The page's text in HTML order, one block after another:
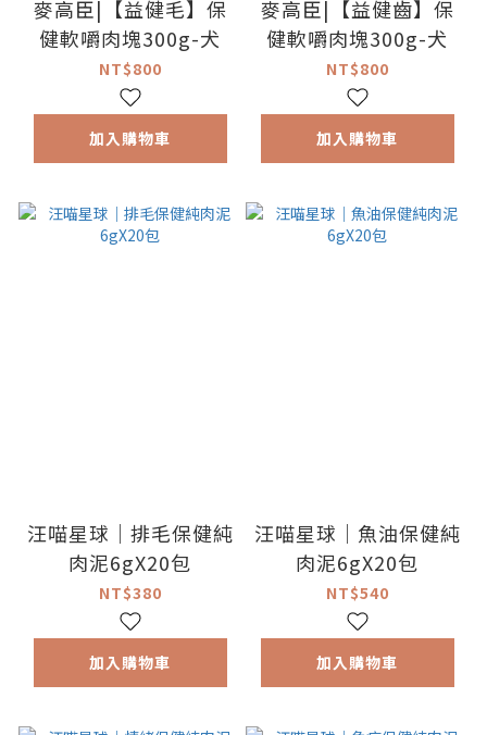
麥高臣|【益健毛】保
健軟嚼肉塊300g-犬
NT$800
加入購物車
麥高臣|【益健齒】保
健軟嚼肉塊300g-犬
NT$800
加入購物車
汪喵星球｜排毛保健純
肉泥6gX20包
NT$380
加入購物車
汪喵星球｜魚油保健純
肉泥6gX20包
NT$540
加入購物車